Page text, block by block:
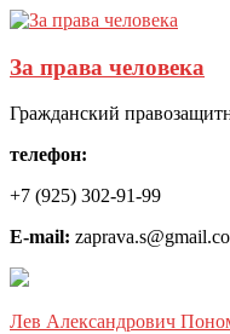
За права человека
Гражданский
телефон:
+7 (925) 302-91-99
E-mail:
Лев Александрович